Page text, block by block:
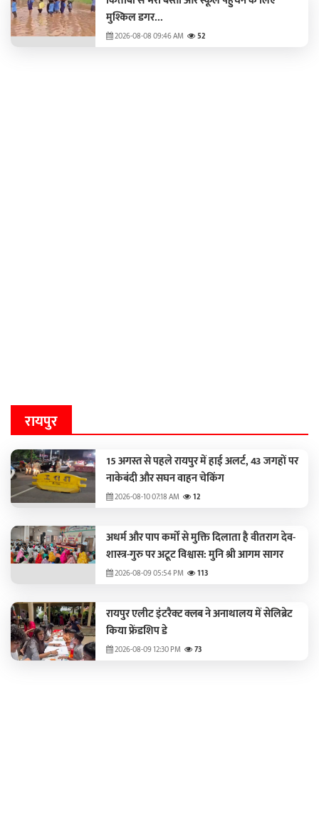
मुश्किल डगर...
2026-08-08 09:46 AM 52
रायपुर
15 अगस्त से पहले रायपुर में हाई अलर्ट, 43 जगहों पर
नाकेबंदी और सघन वाहन चेकिंग
2026-08-10 07:18 AM 12
अधर्म और पाप कर्मों से मुक्ति दिलाता है वीतराग देव-
शास्त्र-गुरु पर अटूट विश्वास: मुनि श्री आगम सागर
2026-08-09 05:54 PM 113
रायपुर एलीट इंटरैक्ट क्लब ने अनाथालय में सेलिब्रेट
किया फ्रेंडशिप डे
2026-08-09 12:30 PM 73